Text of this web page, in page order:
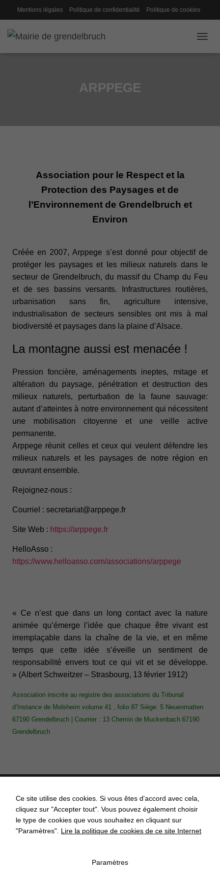
Mentions légales Politique de confidentialité Politique de cookies
ARPPEGE
Association pour le Respect et la
Protection des Paysages et de
l’Environnement de Grendelbruch et
Environ
Créée en 2007, Arppege s’est donné pour objectif de
protéger les paysages et les milieux naturels dans le
secteur de Grendelbruch, du massif du Champ du Feu
et de ses bassins versants. Infrastructures routières,
urbanisation sans fin, agriculture intensive,
industrialisation de secteurs sensibles ont mis à mal
biodiversité et paysages dans la plaine d’Alsace.
La montagne aussi est menacée !
Pression foncière, aménagements ineptes, mitage et
altération du paysage, pénétration et destruction des
milieux naturels, perturbation de la faune sauvage:
autant d’atteintes à notre environnement qui nécessitent
une mobilisation citoyenne et une veille active
permanente.
Arppege réunit celles et ceux qui veulent défendre les
milieux naturels et les paysages de notre région en
œuvrant ensemble.
Rejoignez-nous :
Courriel : secretariat@arppege.fr
Site Web : https://arppege.fr
HelloAsso :
https://www.helloasso.com/associations/arppege
« Ce n’est que dans un long contact avec la nature
animée qu’émerge l’idée que chaque être vivant est
irremplaçable dans la chaîne de la vie, et en même
temps que cette idée s’éveille un sentiment de
responsabilité envers tout ce qui vit et se développe.
» (Albert Schweitzer – Strasbourg, 13 février 1912)
Association inscrite au registre des associations du Tribunal
d’Instance de Molsheim volume 41 , folio 87 Siège: 5 Neuenmatten
67190 Grendelbruch | Courrier : 13 Chemin de Muckenbach 67190
Grendelbruch
ACCUEIL ACTUALITÉS AGENDA API’GRENDEL
ECONOMIE
Ce site utilise des cookies. Si vous êtes d'accord avec cela,
cliquez sur "Accepter tout". Vous pouvez également choisir
le type de cookies que vous souhaitez en cliquant sur
"Paramètres". Lire la politique de cookies de ce site Internet
Paramètres